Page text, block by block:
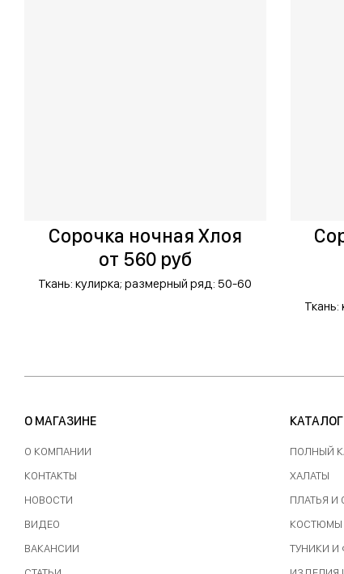
Сорочка ночная Хлоя
от 560 руб
Ткань: кулирка; размерный ряд: 50-60
Ткань:
О МАГАЗИНЕ
О КОМПАНИИ
КОНТАКТЫ
НОВОСТИ
ВИДЕО
ВАКАНСИИ
КАТАЛОГ
ПОЛНЫЙ
ХАЛАТЫ
ПЛАТЬЯ И
ТУНИКИ И